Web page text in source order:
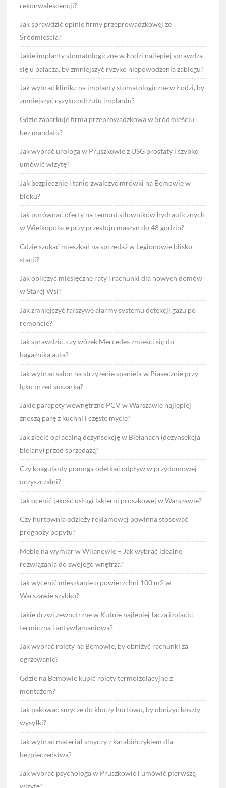
rekonwalescencji?
Jak sprawdzić opinie firmy przeprowadzkowej ze
Śródmieścia?
Jakie implanty stomatologiczne w Łodzi najlepiej sprawdzą
się u palacza, by zmniejszyć ryzyko niepowodzenia zabiegu?
Jak wybrać klinikę na implanty stomatologiczne w Łodzi, by
zmniejszyć ryzyko odrzutu implantu?
Gdzie zaparkuje firma przeprowadzkowa w Śródmieściu
bez mandatu?
Jak wybrać urologa w Pruszkowie z USG prostaty i szybko
umówić wizytę?
Jak bezpiecznie i tanio zwalczyć mrówki na Bemowie w
bloku?
Jak porównać oferty na remont siłowników hydraulicznych
w Wielkopolsce przy przestoju maszyn do 48 godzin?
Gdzie szukać mieszkań na sprzedaż w Legionowie blisko
stacji?
Jak obliczyć miesięczne raty i rachunki dla nowych domów
w Starej Wsi?
Jak zmniejszyć fałszywe alarmy systemu detekcji gazu po
remoncie?
Jak sprawdzić, czy wózek Mercedes zmieści się do
bagażnika auta?
Jak wybrać salon na strzyżenie spaniela w Piasecznie przy
lęku przed suszarką?
Jakie parapety wewnętrzne PCV w Warszawie najlepiej
znoszą parę z kuchni i częste mycie?
Jak zlecić opłacalną dezynsekcję w Bielanach (dezynsekcja
bielany) przed sprzedażą?
Czy koagulanty pomogą odetkać odpływ w przydomowej
oczyszczalni?
Jak ocenić jakość usługi lakierni proszkowej w Warszawie?
Czy hurtownia odzieży reklamowej powinna stosować
prognozy popytu?
Meble na wymiar w Wilanowie – Jak wybrać idealne
rozwiązania do swojego wnętrza?
Jak wycenić mieszkanie o powierzchni 100 m2 w
Warszawie szybko?
Jakie drzwi zewnętrzne w Kutnie najlepiej łączą izolację
termiczną i antywłamaniową?
Jak wybrać rolety na Bemowie, by obniżyć rachunki za
ogrzewanie?
Gdzie na Bemowie kupić rolety termoizolacyjne z
montażem?
Jak pakować smycze do kluczy hurtowo, by obniżyć koszty
wysyłki?
Jak wybrać materiał smyczy z karabińczykiem dla
bezpieczeństwa?
Jak wybrać psychologa w Pruszkowie i umówić pierwszą
wizytę?